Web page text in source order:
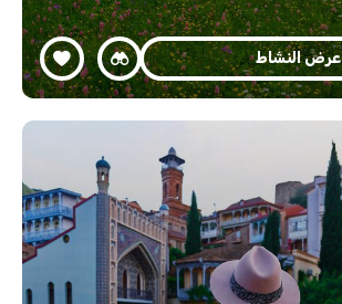
عرض النشاط